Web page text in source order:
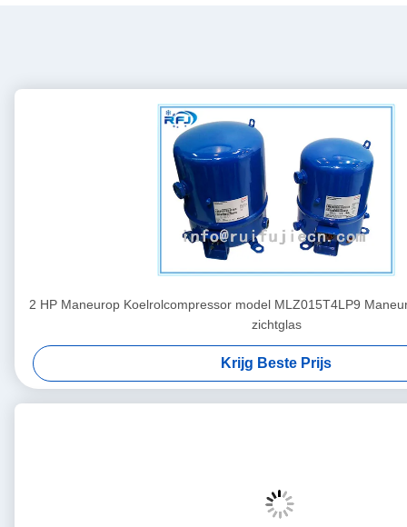
2 HP Maneurop Koelrolcompressor model MLZ015T4LP9
zichtglas
Krijg Beste Prijs